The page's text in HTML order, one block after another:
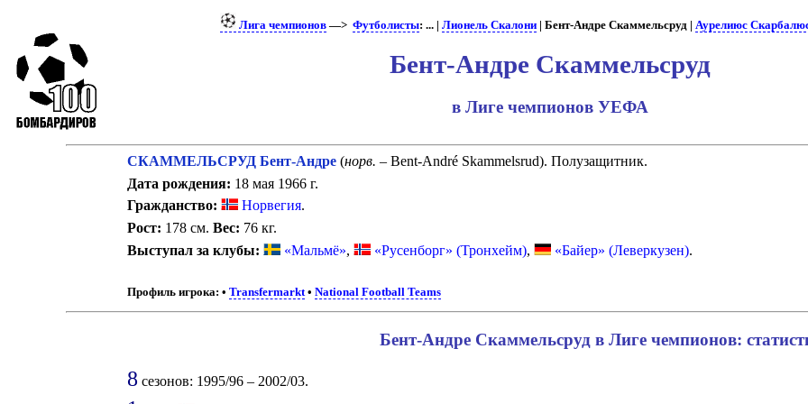
Лига чемпионов—> Футболисты: ... | Лионель Скалони| Бент-Андре Скаммельсруд | Аурелиюс
Бент-Андре Скаммельсруд
в Лиге чемпионов УЕФА
СКАММЕЛЬСРУД Бент-Андре(норв. – Bent-André Skammelsrud). Полузащитник.
Дата рождения: 18 мая 1966 г.
Гражданство:
Норвегия.
Рост: 178 см. Вес: 76 кг.
Выступал за клубы:
«Мальмё», «Русенборг» (Тронхейм), «Байер» (Леверкузен).
Профиль игрока: • Transfermarkt• National Football Teams
Бент-Андре Скаммельсруд в Лиге чемпионов:
8 сезонов: 1995/96 – 2002/03.